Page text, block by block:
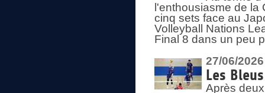
l'enthousiasme de
cinq sets face au
Volleyball Nations
Final 8 dans un peu
27/06/2026
Les
Après